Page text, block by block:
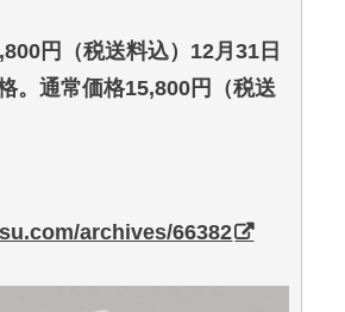
円（税送料込）12月31日
。通常価格15,800円（税送
archives/66382